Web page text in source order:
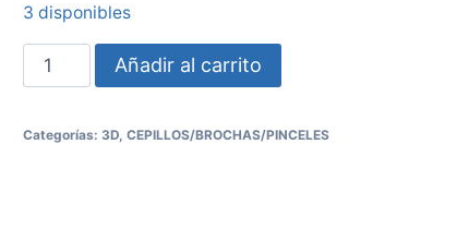
3 disponibles
Añadir al carrito
Categorías: 3D, CEPILLOS/BROCHAS/PINCELES